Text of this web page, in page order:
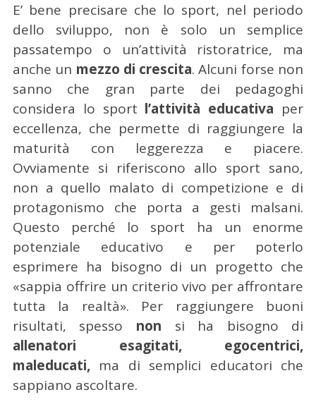
E’ bene precisare che lo sport, nel periodo
dello sviluppo, non è solo un semplice
passatempo o un’attività ristoratrice, ma
anche un mezzo di crescita. Alcuni forse non
sanno che gran parte dei pedagoghi
considera lo sport l’attività educativa per
eccellenza, che permette di raggiungere la
maturità con leggerezza e piacere.
Ovviamente si riferiscono allo sport sano,
non a quello malato di competizione e di
protagonismo che porta a gesti malsani.
Questo perché lo sport ha un enorme
potenziale educativo e per poterlo
esprimere ha bisogno di un progetto che
«sappia offrire un criterio vivo per affrontare
tutta la realtà». Per raggiungere buoni
risultati, spesso non si ha bisogno di
allenatori esagitati, egocentrici,
maleducati,ma di semplici educatori che
sappiano ascoltare.